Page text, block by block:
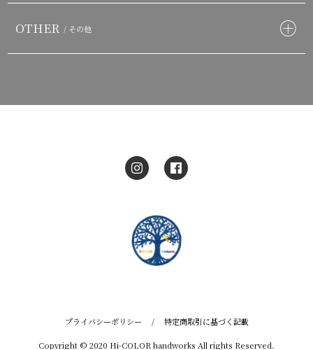
OTHER / その他
プライバシーポリシー / 特定商取引に基づく記載
Copyright © 2020 Hi-COLOR handworks All rights Reserved.